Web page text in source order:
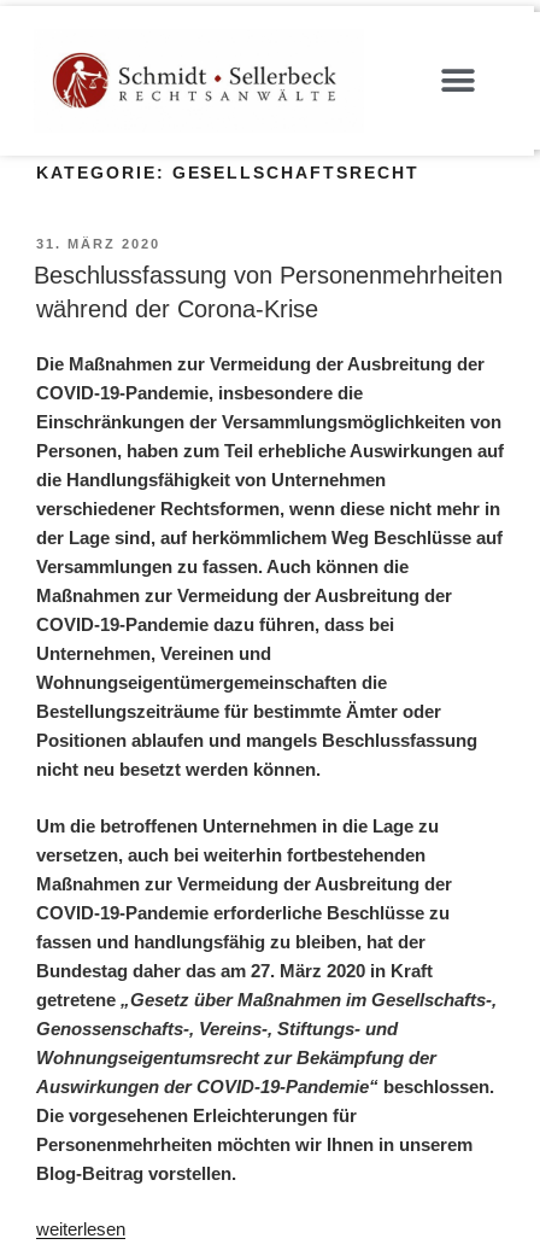
KATEGORIE: GESELLSCHAFTSRECHT
31. MÄRZ 2020
Beschlussfassung von Personenmehrheiten
während der Corona-Krise
Die Maßnahmen zur Vermeidung der Ausbreitung der
COVID-19-Pandemie, insbesondere die
Einschränkungen der Versammlungsmöglichkeiten von
Personen, haben zum Teil erhebliche Auswirkungen auf
die Handlungsfähigkeit von Unternehmen
verschiedener Rechtsformen, wenn diese nicht mehr in
der Lage sind, auf herkömmlichem Weg Beschlüsse auf
Versammlungen zu fassen.Auch können die
Maßnahmen zur Vermeidung der Ausbreitung der
COVID-19-Pandemie dazu führen, dass bei
Unternehmen, Vereinen und
Wohnungseigentümergemeinschaften die
Bestellungszeiträume für bestimmte Ämter oder
Positionen ablaufen und mangels Beschlussfassung
nicht neu besetzt werden können.
Um die betroffenen Unternehmen in die Lage zu
versetzen, auch bei weiterhin fortbestehenden
Maßnahmen zur Vermeidung der Ausbreitung der
COVID-19-Pandemie erforderliche Beschlüsse zu
fassen und handlungsfähig zu bleiben, hat der
Bundestag daher das am 27. März 2020 in Kraft
getretene „Gesetz über Maßnahmen im Gesellschafts-,
Genossenschafts-, Vereins-, Stiftungs- und
Wohnungseigentumsrecht zur Bekämpfung der
Auswirkungen der COVID-19-Pandemie“ beschlossen.
Die vorgesehenen Erleichterungen für
Personenmehrheiten möchten wir Ihnen in unserem
Blog-Beitrag vorstellen.
weiterlesen